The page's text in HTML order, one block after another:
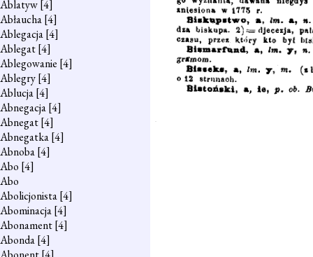
Ablatyw[4]
Abłaucha[4]
Ablegacja[4]
Ablegat[4]
Ablegowanie [4]
Ablegry[4]
Ablucja[4]
Abnegacja[4]
Abnegat[4]
Abnegatka[4]
Abnoba[4]
Abo [4]
Abo
Abolicjonista[4]
Abominacja[4]
Abonament[4]
Abonda[4]